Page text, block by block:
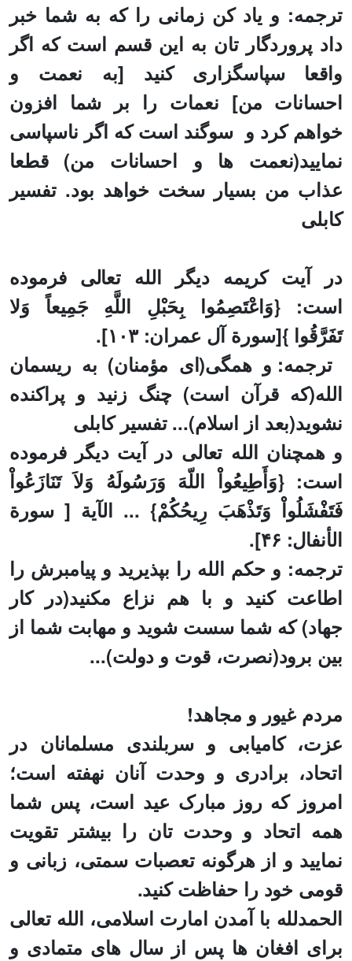
ترجمه: و یاد کن زمانی را که به شما خبر
داد پروردگار تان به این قسم است که اگر
واقعا سپاسگزارى كنيد [به نعمت و
احسانات من] نعمات را بر شما افزون
خواهم كرد و سوگند است که اگر ناسپاسى
نماييد(نعمت ها و احسانات من) قطعا
عذاب من بسیار سخت‏ خواهد بود. تفسیر
کابلی
در آیت کریمه دیگر الله تعالی فرموده
است:
}وَاعْتَصِمُوا بِحَبْلِ اللَّهِ جَمِيعاً وَلا
تَفَرَّقُوا {
[سورة آل عمران: ۱۰۳].
ترجمه: و همگى(ای مؤمنان) به ريسمان
الله(که قرآن است) چنگ زنيد و پراكنده
نشويد(بعد از اسلام)... تفسیر کابلی
و همچنان الله تعالی در آیت دیگر فرموده
است:
}وَأَطِيعُواْ اللّهَ وَرَسُولَهُ وَلاَ تَنَازَعُواْ
فَتَفْشَلُواْ وَتَذْهَبَ رِيحُكُمْ{ ... الآیة [ سورة
الأنفال: ۴۶].
ترجمه: و حکم الله را بپذیرید و پيامبرش را
اطاعت كنيد و با هم نزاع مكنيد(در کار
جهاد) که شما سست‏ شوید و مهابت‏ شما از
بین برود(نصرت، قوت و دولت)...
مردم غیور و مجاهد!
عزت، کامیابی و سربلندی مسلمانان در
اتحاد، برادری و وحدت آنان نهفته است؛
امروز که روز مبارک عید است، پس شما
همه اتحاد و وحدت تان را بیشتر تقویت
نمایید و از هرگونه تعصبات سمتی، زبانی و
قومی خود را حفاظت کنید.
الحمدلله با آمدن امارت اسلامی، الله تعالی
برای افغان ها پس از سال های متمادی و